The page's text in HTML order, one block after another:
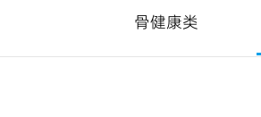
骨健康类